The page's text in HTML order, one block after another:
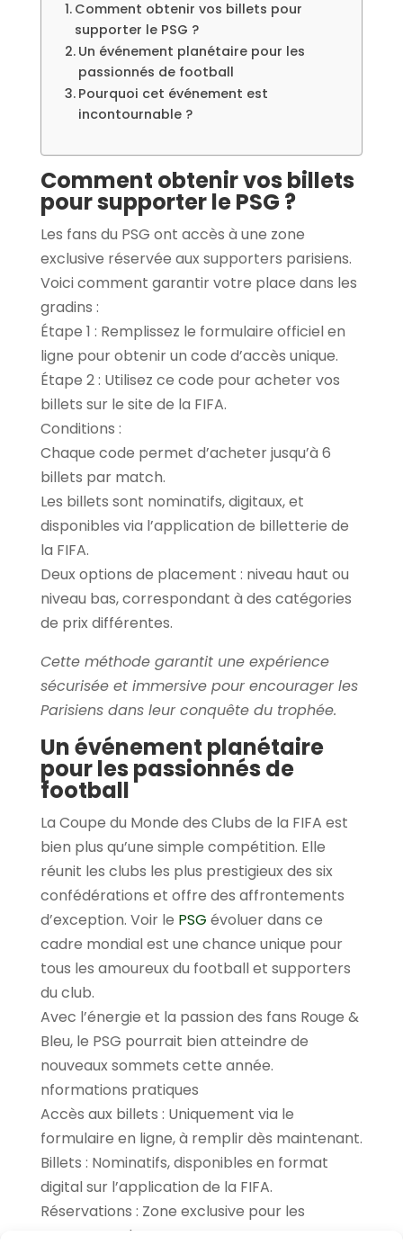
Comment obtenir vos billets pour
supporter le PSG ?
Un événement planétaire pour les
passionnés de football
Pourquoi cet événement est
incontournable ?
Comment obtenir vos billets
pour supporter lePSG ?
Les fans du PSG ont accès à une zone
exclusive réservée aux supporters parisiens.
Voici comment garantir votre place dans les
gradins :
Étape 1 : Remplissez le formulaire officiel en
ligne pour obtenir un code d’accès unique.
Étape 2 : Utilisez ce code pour acheter vos
billets sur le site de la FIFA.
Conditions :
Chaque code permet d’acheter jusqu’à 6
billets par match.
Les billets sont nominatifs, digitaux, et
disponibles via l’application de billetterie de
la FIFA.
Deux options de placement : niveau haut ou
niveau bas, correspondant à des catégories
de prix différentes.
Cette méthode garantit une expérience
sécurisée et immersive pour encourager les
Parisiens dans leur conquête du trophée.
Un événement planétaire
pour les passionnés de
football
La Coupe du Monde des Clubs de la FIFA est
bien plus qu’une simple compétition. Elle
réunit les clubs les plus prestigieux des six
confédérations et offre des affrontements
d’exception. Voir le PSG évoluer dans ce
cadre mondial est une chance unique pour
tous les amoureux du football et supporters
du club.
Avec l’énergie et la passion des fans Rouge &
Bleu, le PSG pourrait bien atteindre de
nouveaux sommets cette année.
nformations pratiques
Accès aux billets : Uniquement via le
formulaire en ligne, à remplir dès maintenant.
Billets : Nominatifs, disponibles en format
digital sur l’application de la FIFA.
Réservations : Zone exclusive pour les
supporters du PSG.